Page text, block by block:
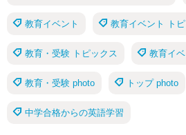
教育イベント 教育イベント ト
教育・受験 トピックス 教育イ
教育・受験 photo トップ photo
中学合格からの英語学習